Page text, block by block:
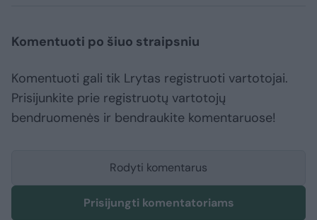
Komentuoti po šiuo straipsniu
Komentuoti gali tik Lrytas registruoti vartotojai.
Prisijunkite prie registruotų vartotojų
bendruomenės ir bendraukite komentaruose!
Rodyti komentarus
Prisijungti komentatoriams